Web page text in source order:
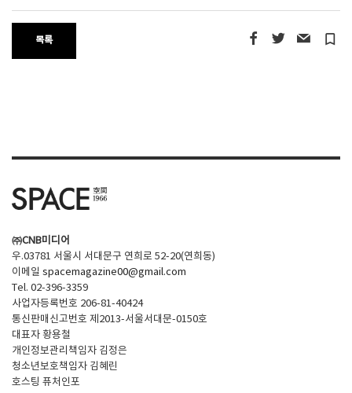
목록 turned_in_not
㈜CNB미디어
우.03781 서울시 서대문구 연희로 52-20(연희동)
이메일 spacemagazine00@gmail.com
Tel. 02-396-3359
사업자등록번호 206-81-40424
통신판매신고번호 제2013-서울서대문-0150호
대표자 황용철
개인정보관리책임자 김정은
청소년보호책임자 김혜린
호스팅 퓨처인포